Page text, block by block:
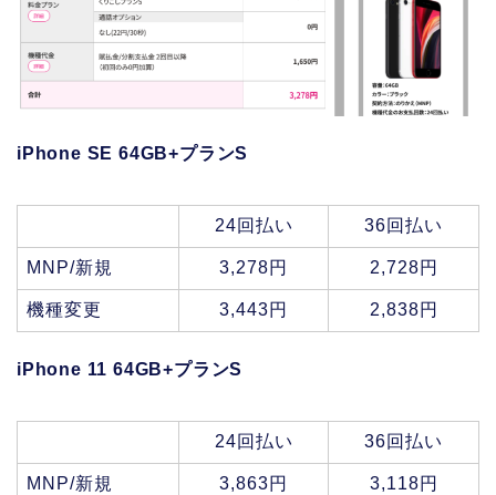
iPhone SE 64GB+プランS
24回払い 36回払い
MNP/新規 3,278円 2,728円
機種変更 3,443円 2,838円
iPhone 11 64GB+プランS
24回払い 36回払い
MNP/新規 3,863円 3,118円